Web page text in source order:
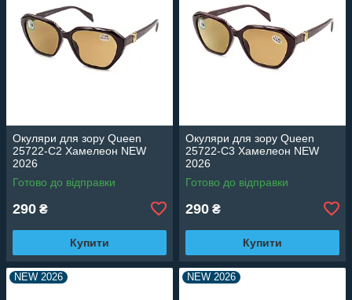
Окуляри для зору Queen
25722-C2 Хамелеон NEW
2026
Готово до відправки
290 ₴
Купити
Окуляри для зору Queen
25722-C3 Хамелеон NEW
2026
Готово до відправки
290 ₴
Купити
NEW 2026 NEW 2026